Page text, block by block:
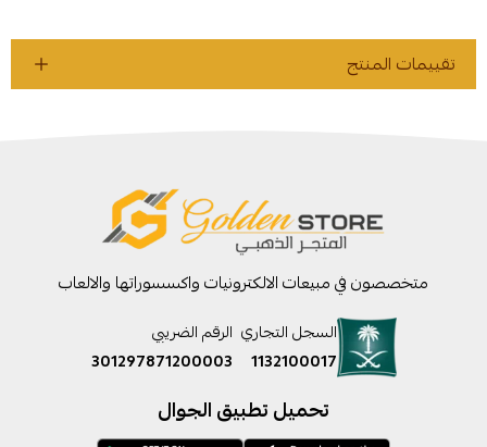
تقييمات المنتج
متخصصون في مبيعات الالكترونيات واكسسوراتها والالعاب
السجل التجاري
1132100017
الرقم الضريبي
301297871200003
تحميل تطبيق الجوال